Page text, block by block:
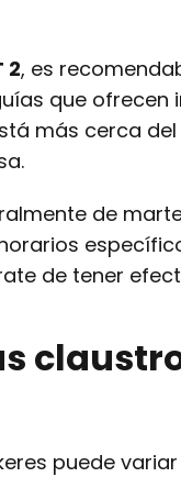
2, es
que
más cerca
de
de tener
puede